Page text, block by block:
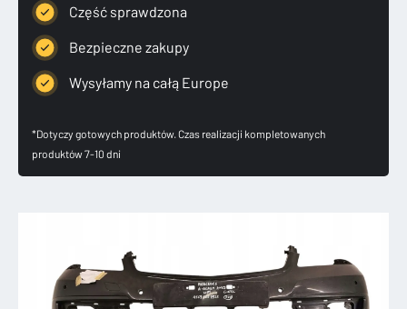
ZDERZAK
PRZEDNI
Część sprawdzona
Bezpieczne zakupy
Wysyłamy na całą Europe
*Dotyczy gotowych produktów. Czas realizacji kompletowanych
produktów 7-10 dni